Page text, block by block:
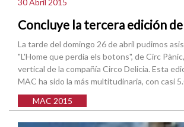
30 Abril 2015
Concluye la tercera edición
La tarde del domingo 26 de abril pudimos
"L'Home que perdia els botons", de Circ
vertical de la compañía Circo Delicia. Esta
MAC ha sido la más multitudinaria, con casi
MAC 2015